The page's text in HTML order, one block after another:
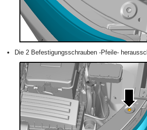
Die 2 Befestigungsschrauben -Pfeile-